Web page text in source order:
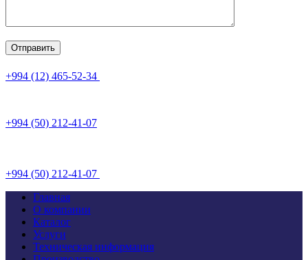
+994 (12) 465-52-34
+994 (50) 212-41-07
+994 (50) 212-41-07
Главная
О компании
Каталог
Услуги
Техническая информация